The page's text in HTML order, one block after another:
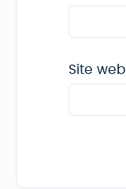
Site web